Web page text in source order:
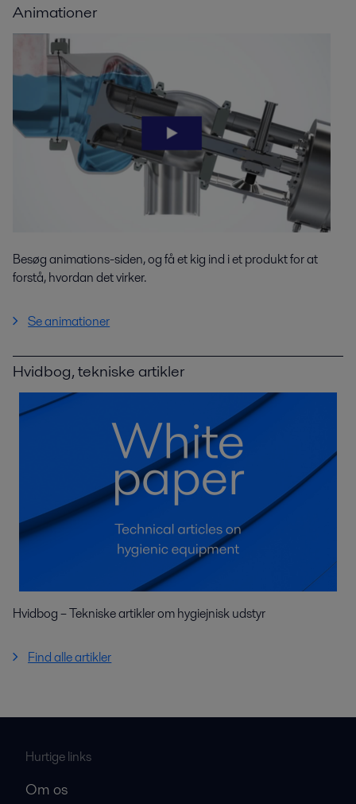
Animationer
Besøg animations-siden, og få et kig ind i et produkt for at
forstå, hvordan det virker.
Se animationer
Hvidbog, tekniske artikler
Hvidbog – Tekniske artikler om hygiejnisk udstyr
Find alle artikler
Hurtige links
Om os